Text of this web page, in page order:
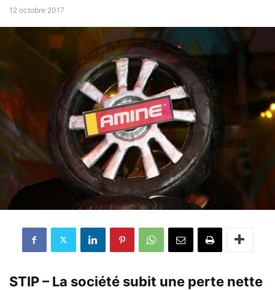
12 octobre 2017
STIP – La société subit une perte nette